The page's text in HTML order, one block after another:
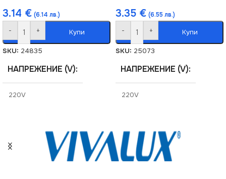
3.14 € (6.14 лв.)
- + Купи
SKU: 24835
НАПРЕЖЕНИЕ (V)
220V
IP20
3.35 € (6.55 лв.)
- + Купи
SKU: 25073
НАПРЕЖЕНИЕ (V)
220V
СТЕПЕН НА ЗАЩИТА